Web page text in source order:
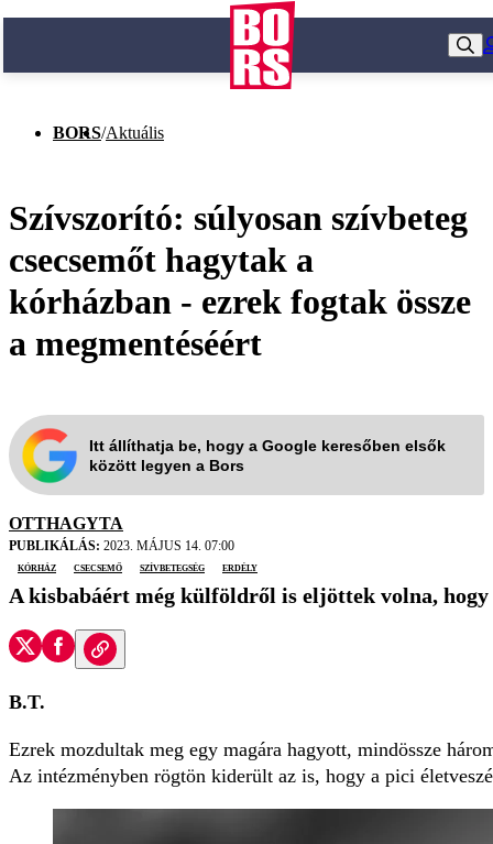
BORS/Aktuális
Szívszorító: súlyosan szívbeteg
csecsemőt hagytak a
kórházban - ezrek fogtak össze
a megmentéséért
Itt állíthatja be, hogy a Google keresőben elsők
között legyen a Bors
OTTHAGYTA
PUBLIKÁLÁS: 2023. MÁJUS 14. 07:00
kórház
csecsemő szívbetegség Erdély
A kisbabáért még külföldről is eljöttek volna,
B.T.
Ezrek mozdultak meg egy magára hagyott, mindössze
Az intézményben rögtön kiderült az is, hogy a pici